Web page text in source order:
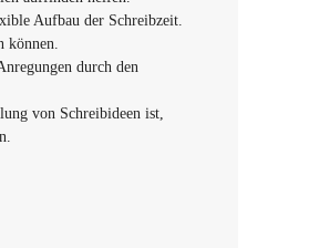
Aufbau der Schreibzeit.
können.
durch den
von Schreibideen ist,